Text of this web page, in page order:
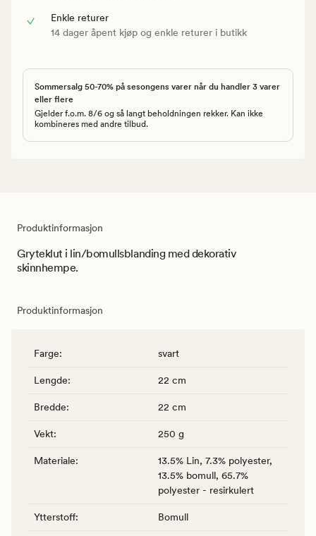
Enkle returer
14 dager åpent kjøp og enkle returer i butikk
Sommersalg 50-70% på sesongens varer når du handler 3 varer
eller flere
Gjelder f.o.m. 8/6 og så langt beholdningen rekker. Kan ikke
kombineres med andre tilbud.
Produktinformasjon
Gryteklut i lin/bomullsblanding med dekorativ
skinnhempe.
Produktinformasjon
Farge: svart
Lengde: 22 cm
Bredde: 22 cm
Vekt: 250 g
Materiale:
13.5% Lin, 7.3% polyester,
13.5% bomull, 65.7%
polyester - resirkulert
Ytterstoff: Bomull